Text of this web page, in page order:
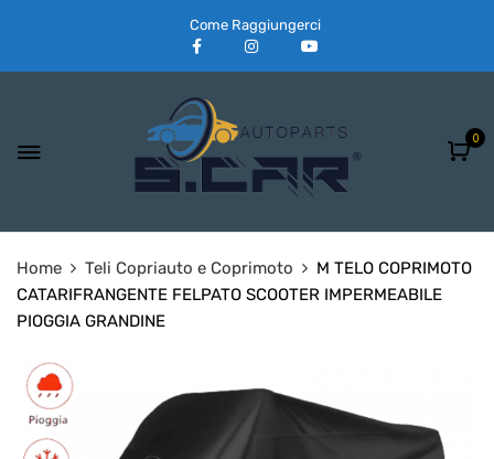
Come Raggiungerci
0
Home Teli Copriauto e Coprimoto
M TELO COPRIMOTO
CATARIFRANGENTE FELPATO SCOOTER IMPERMEABILE
PIOGGIA GRANDINE